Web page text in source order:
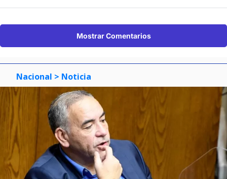
Mostrar Comentarios
Nacional > Noticia